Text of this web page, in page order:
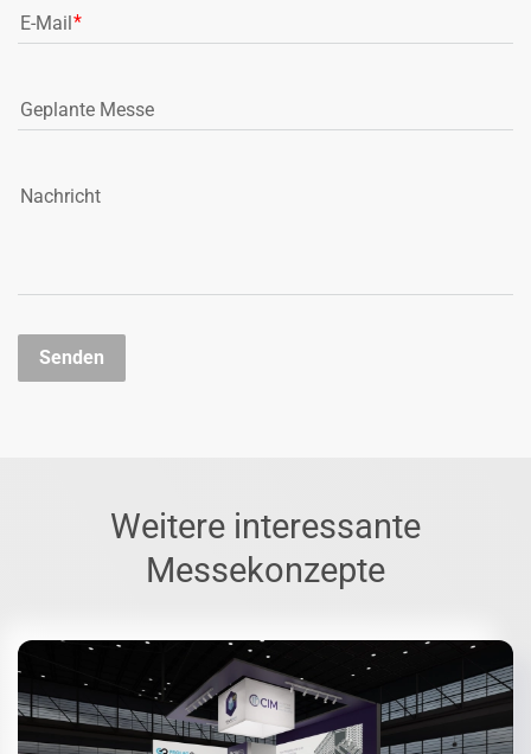
E-Mail
Geplante Messe
Nachricht
Senden
Weitere interessante
Messekonzepte